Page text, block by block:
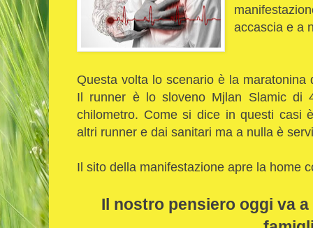
accascia e a
Questa volta lo scenario è la
Il runner è lo sloveno Mjlan Slamic
chilometro. Come si dice in questi casi
altri runner e dai sanitari ma a nulla è
Il sito della manifestazione apre la home
Il nostro pensiero oggi va